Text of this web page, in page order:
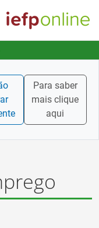
Para saber
mais clique
aqui